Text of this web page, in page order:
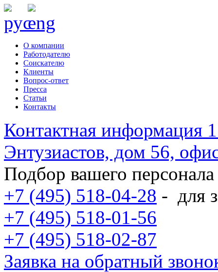
О компании
Работодателю
Соискателю
Клиенты
Вопрос-ответ
Пресса
Статьи
Контакты
Контактная информация
Энтузиастов, дом 56,
Подбор вашего персонала
+7 (495) 518-04-28 - для
+7 (495) 518-01-56
+7 (495) 518-02-87
Заявка на обратный